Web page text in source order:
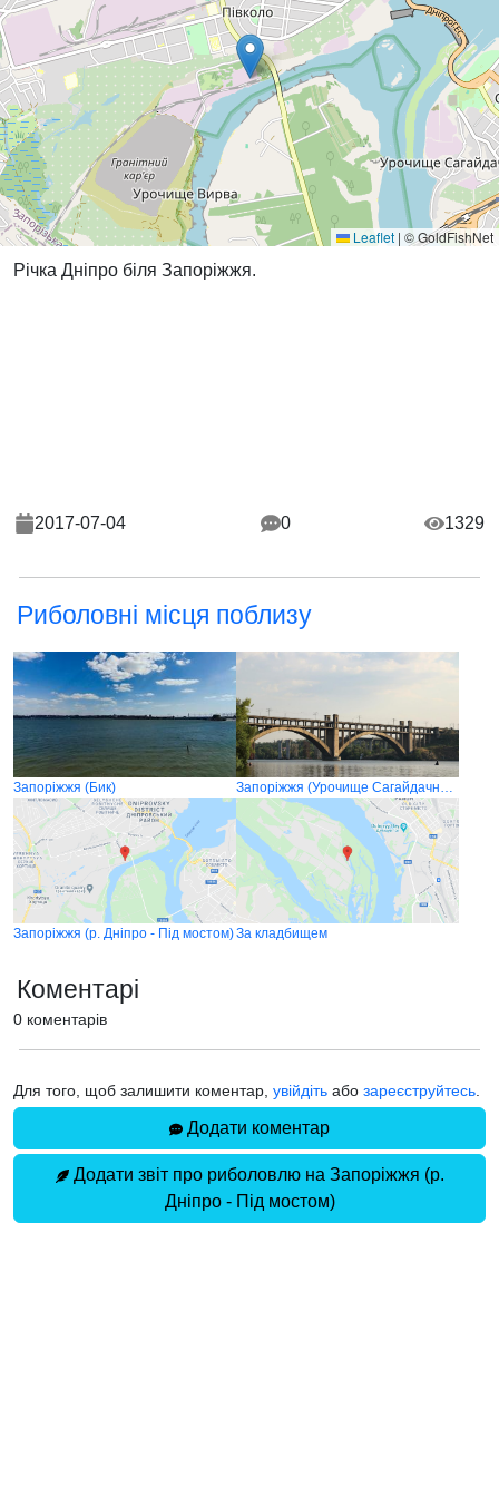
Leaflet | © GoldFishNet
Річка Дніпро біля Запоріжжя.
2017-07-04 0 1329
Риболовні місця поблизу
Запоріжжя (Бик) Запоріжжя (Урочище Сагайдачного)
Запоріжжя (р. Дніпро - Під мостом)За кладбищем
Коментарі
0 коментарів
Для того, щоб залишити коментар, увійдіть або зареєструйтесь
Додати коментар
Додати звіт про риболовлю на Запоріжжя (р.
Дніпро - Під мостом)